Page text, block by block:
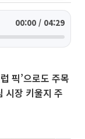
00:00 / 04:29
픽’으로도 주목
시장 키울지 주